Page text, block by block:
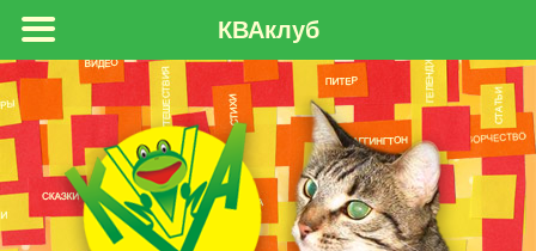
КВАклуб